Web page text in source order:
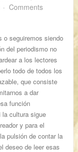
Comments
o seguiremos siendo
del periodismo no
a los lectores
todo de todos los
que consiste
a dar
función
la cultura sigue
y para el
pulsión de contar la
deseo de leer esas